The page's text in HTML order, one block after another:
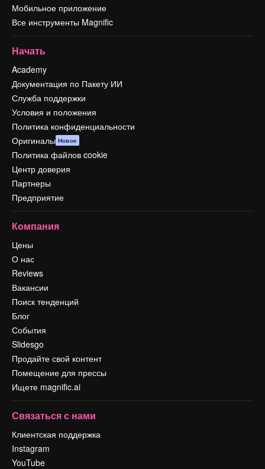
Мобильное приложение
Все инструменты Magnific
Начать
Academy
Документация по Пакету ИИ
Служба поддержки
Условия и положения
Политика конфиденциальности
Оригиналы Новое
Политика файлов cookie
Центр доверия
Партнеры
Предприятие
Компания
Цены
О нас
Reviews
Вакансии
Поиск тенденций
Блог
События
Slidesgo
Продайте свой контент
Помещение для прессы
Ищете magnific.ai
Связаться с нами
Клиентская поддержка
Instagram
YouTube